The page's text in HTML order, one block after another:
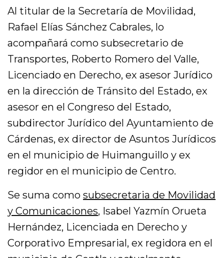
Al titular de la Secretaría de Movilidad,
Rafael Elías Sánchez Cabrales, lo
acompañará como subsecretario de
Transportes, Roberto Romero del Valle,
Licenciado en Derecho, ex asesor Jurídico
en la dirección de Tránsito del Estado, ex
asesor en el Congreso del Estado,
subdirector Jurídico del Ayuntamiento de
Cárdenas, ex director de Asuntos Jurídicos
en el municipio de Huimanguillo y ex
regidor en el municipio de Centro.
Se suma comosubsecretaria de Movilidad
y Comunicaciones, Isabel Yazmín Orueta
Hernández, Licenciada en Derecho y
Corporativo Empresarial, ex regidora en el